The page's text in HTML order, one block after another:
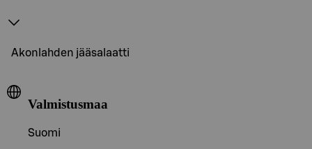
Akonlahden jääsalaatti
Valmistusmaa
Suomi